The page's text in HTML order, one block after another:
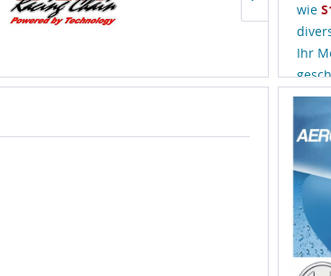
wie
Ihr